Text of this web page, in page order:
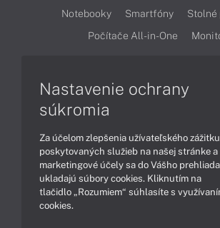
Notebooky Smartfóny
Stolné
Počítače All-in-One
Články
Obchodné informácie
Obsah
Ako nakupovať
Možnosti
Nastavenie ochrany
súkromia
Za účelom zlepšenia užívateľského
poskytovaných služieb na našej stránke a
marketingové účely sa do Vášho
ukladajú súbory cookies. Kliknutím na
tlačidlo „Rozumiem“ súhlasíte s
cookies.